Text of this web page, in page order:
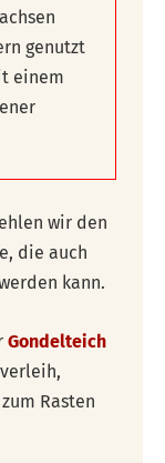
genutzt
einem
wir den
die auch
kann.
Gondelteich
Rasten